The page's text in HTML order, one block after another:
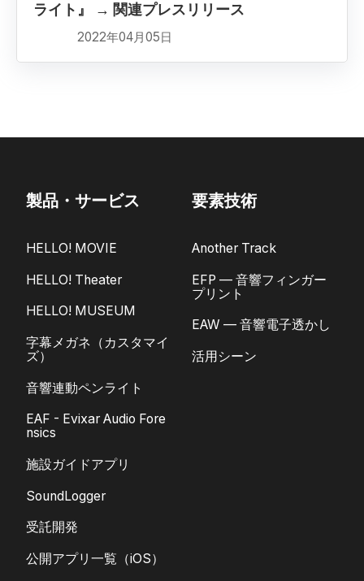
ライト』 → 関連プレスリリース
2022年04月05日
製品・サービス
HELLO! MOVIE
HELLO! Theater
HELLO! MUSEUM
字幕メガネ（カスタマイ
ズ）
音響連動ペンライト
EAF - Evixar Audio Fore
nsics
施設ガイドアプリ
SoundLogger
受託開発
公開アプリ一覧（iOS）
要素技術
Another Track
EFP — 音響フィンガー
プリント
EAW — 音響電子透かし
活用シーン